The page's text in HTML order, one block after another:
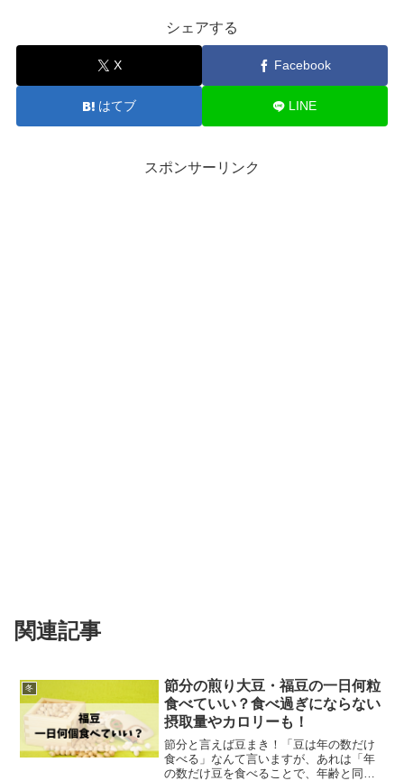
シェアする
X Facebook
はてブ LINE
スポンサーリンク
関連記事
冬
節分の煎り大豆・福豆の一日何粒
食べていい？食べ過ぎにならない
摂取量やカロリーも！
節分と言えば豆まき！「豆は年の数だけ
食べる」なんて言いますが、あれは「年
の数だけ豆を食べることで、年齢と同じ